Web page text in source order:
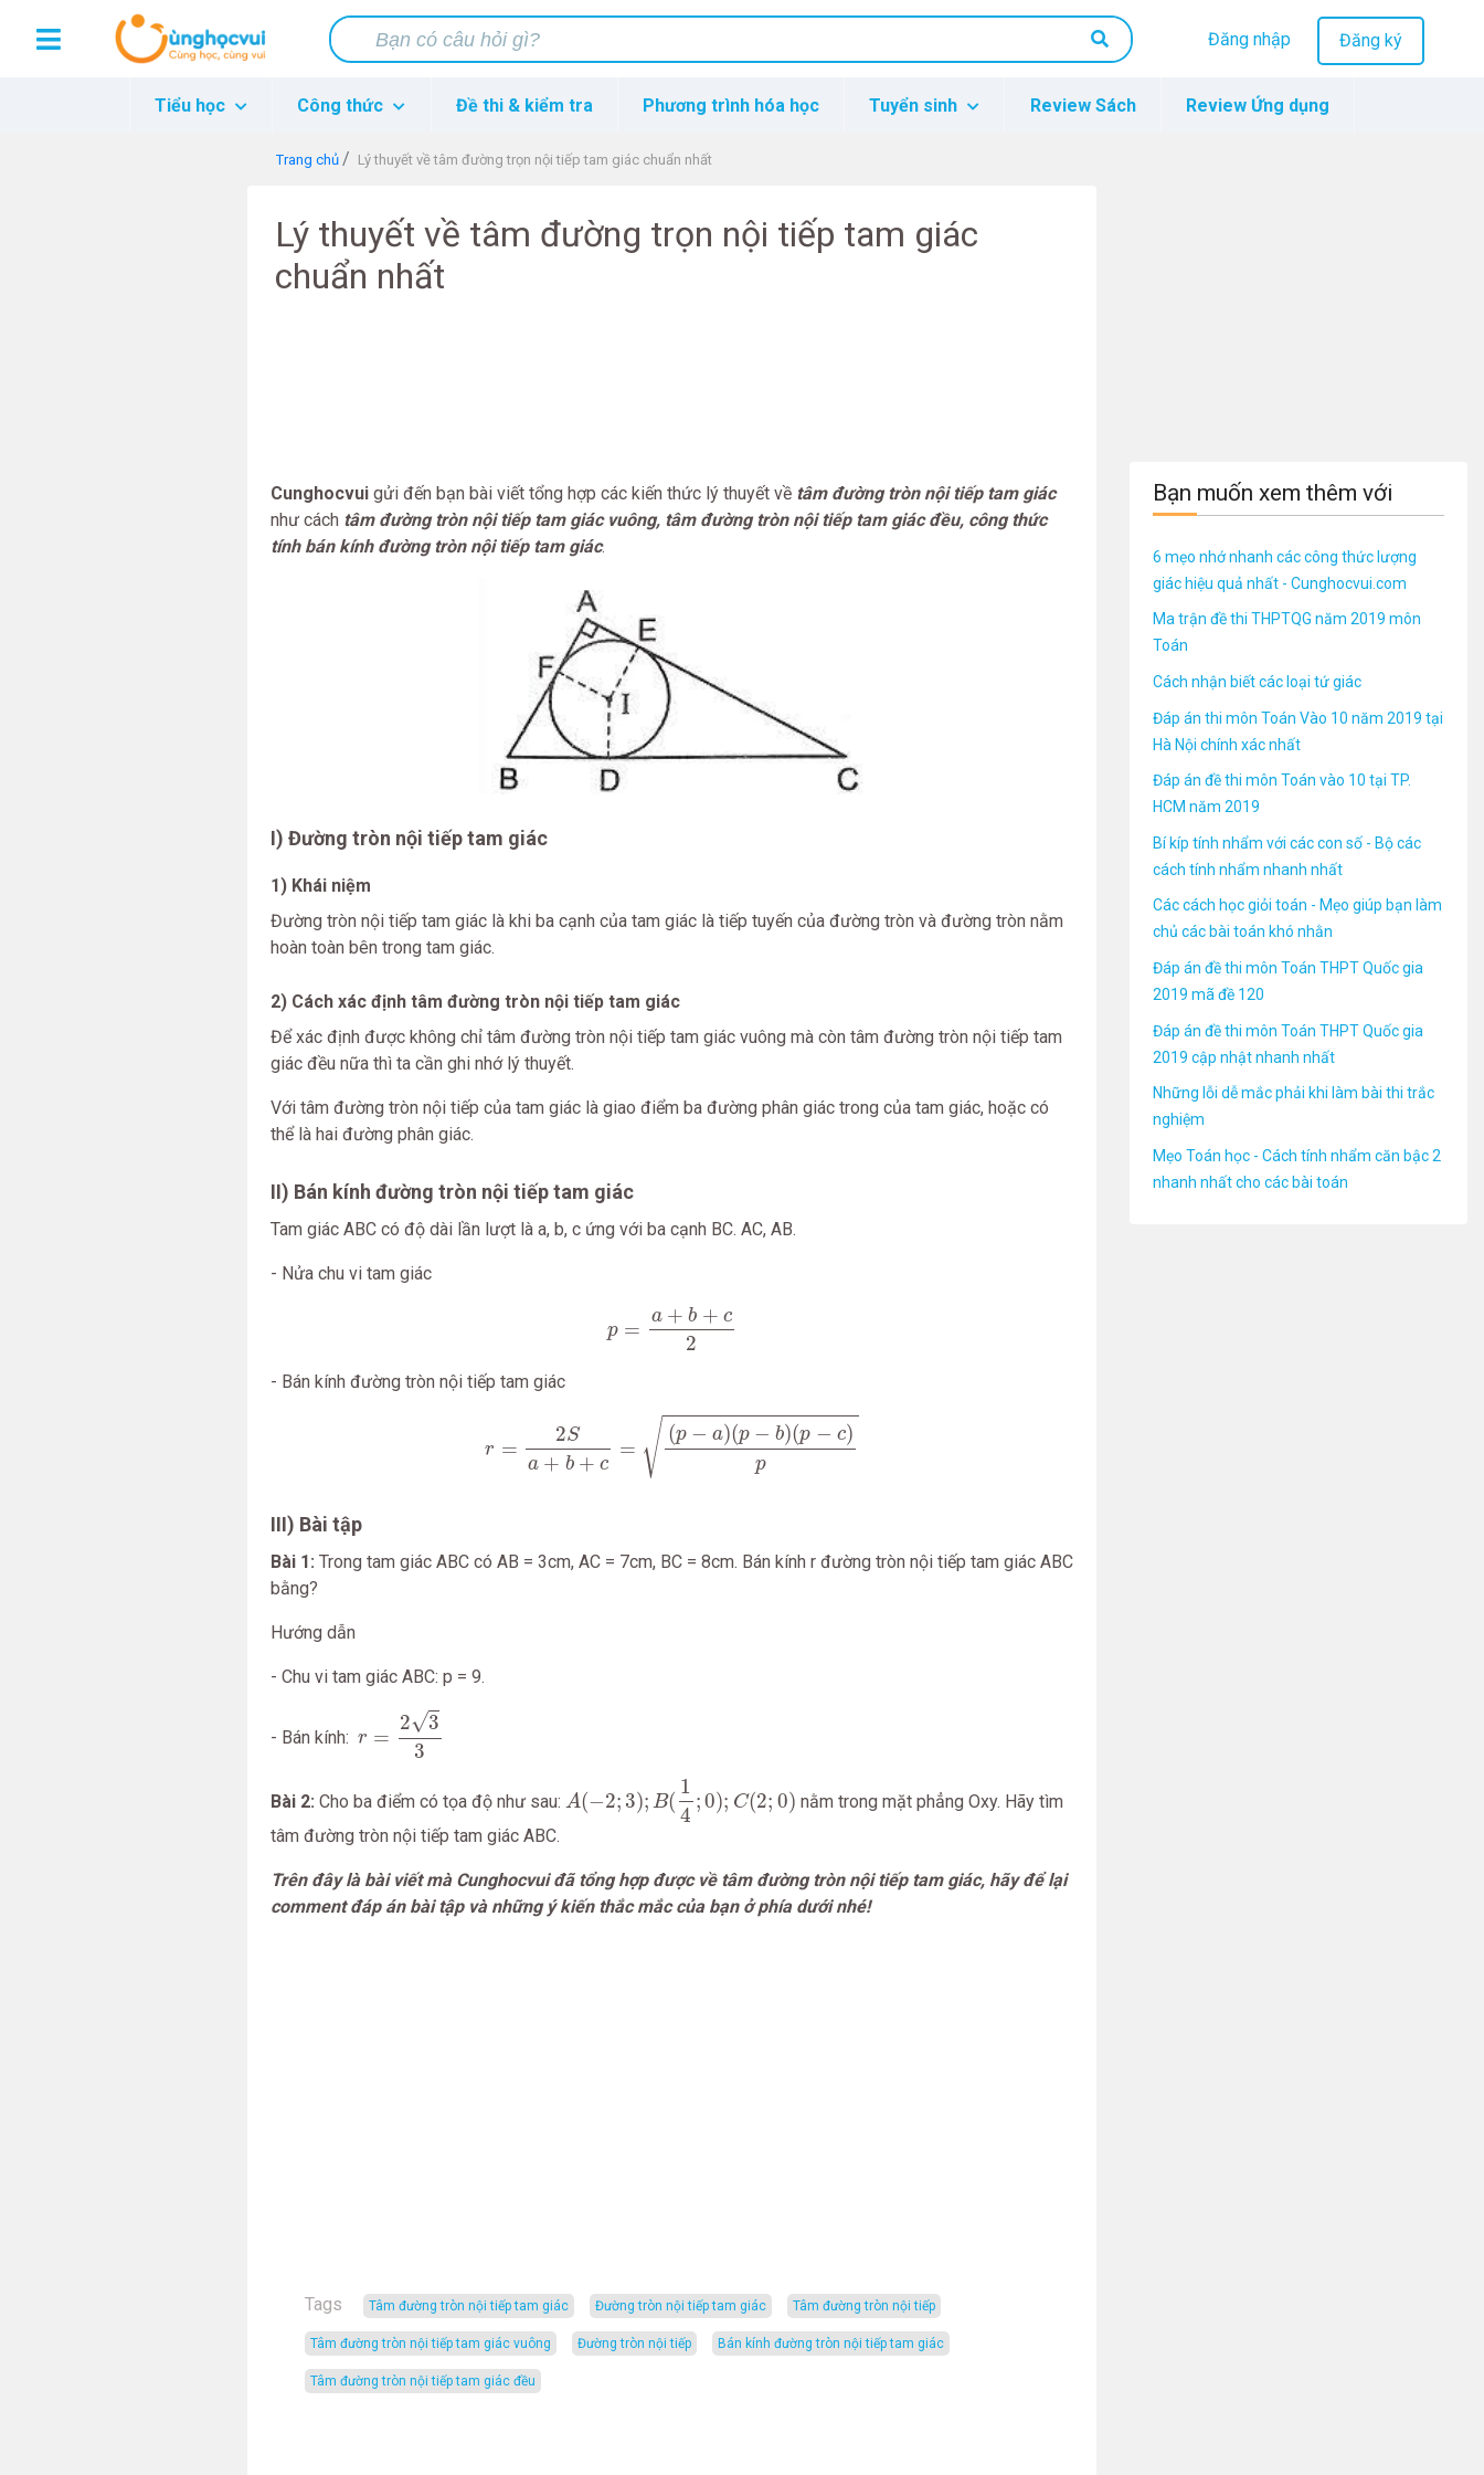
Đăng nhập Đăng ký
Tiểu học Công thức Đề thi & kiểm tra Phương trình hóa học Tuyển sinh Review Sách Review Ứng dụng
Trang chủ Lý thuyết về tâm đường trọn nội tiếp tam giác chuẩn nhất
Lý thuyết về tâm đường trọn nội tiếp tam giác
chuẩn nhất
Cunghocvui gửi đến bạn bài viết tổng hợp các kiến thức lý thuyết về tâm đường tròn nội tiếp tam giác
như cách tâm đường tròn nội tiếp tam giác vuông, tâm đường tròn nội tiếp tam giác đều, công thức
tính bán kính đường tròn nội tiếp tam giác.
I) Đường tròn nội tiếp tam giác
1) Khái niệm
Đường tròn nội tiếp tam giác là khi ba cạnh của tam giác là tiếp tuyến của đường tròn và đường tròn nằm
hoàn toàn bên trong tam giác.
2) Cách xác định tâm đường tròn nội tiếp tam giác
Để xác định được không chỉ tâm đường tròn nội tiếp tam giác vuông mà còn tâm đường tròn nội tiếp tam
giác đều nữa thì ta cần ghi nhớ lý thuyết.
Với tâm đường tròn nội tiếp của tam giác là giao điểm ba đường phân giác trong của tam giác, hoặc có
thể là hai đường phân giác.
II) Bán kính đường tròn nội tiếp tam giác
Tam giác ABC có độ dài lần lượt là a, b, c ứng với ba cạnh BC. AC, AB.
- Nửa chu vi tam giác
p =
a + b + c
2
b + c2
- Bán kính đường tròn nội tiếp tam giác
r =
2S
a + b + c
= √ (p − a)(p − b)(p − c)
p
p−b)(p−c)p
III) Bài tập
Bài 1: Trong tam giác ABC có AB = 3cm, AC = 7cm, BC = 8cm. Bán kính r đường tròn nội tiếp tam giác ABC
bằng?
Hướng dẫn
- Chu vi tam giác ABC: p = 9.
- Bán kính: r =
2√3
3
3
Bài 2: Cho ba điểm có tọa độ như sau: A(−2; 3); B(
1
4
;0); C(2; 0)
4;
nằm trong mặt phẳng Oxy. Hãy tìm
tâm đường tròn nội tiếp tam giác ABC.
Trên đây là bài viết mà Cunghocvui đã tổng hợp được về tâm đường tròn nội tiếp tam giác, hãy để lại
comment đáp án bài tập và những ý kiến thắc mắc của bạn ở phía dưới nhé!
Tags tâm đường tròn nội tiếp tam giác đường tròn nội tiếp tam giác tâm đường tròn nội tiếp
tâm đường tròn nội tiếp tam giác vuông đường tròn nội tiếp bán kính đường tròn nội tiếp tam giác
tâm đường tròn nội tiếp tam giác đều
Bạn muốn xem thêm với
6 mẹo nhớ nhanh các công thức lượng
giác hiệu quả nhất - Cunghocvui.com
Ma trận đề thi THPTQG năm 2019 môn
Toán
Cách nhận biết các loại tứ giác
Đáp án thi môn Toán Vào 10 năm 2019 tại
Hà Nội chính xác nhất
Đáp án đề thi môn Toán vào 10 tại TP.
HCM năm 2019
Bí kíp tính nhẩm với các con số - Bộ các
cách tính nhẩm nhanh nhất
Các cách học giỏi toán - Mẹo giúp bạn làm
chủ các bài toán khó nhằn
Đáp án đề thi môn Toán THPT Quốc gia
2019 mã đề 120
Đáp án đề thi môn Toán THPT Quốc gia
2019 cập nhật nhanh nhất
Những lỗi dễ mắc phải khi làm bài thi trắc
nghiệm
Mẹo Toán học - Cách tính nhẩm căn bậc 2
nhanh nhất cho các bài toán